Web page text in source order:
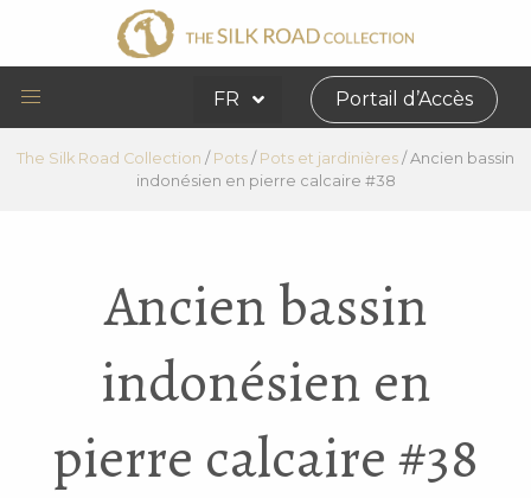
FR Portail d’Accès
The Silk Road Collection / Pots / Pots et jardinières / Ancien bassin
indonésien en pierre calcaire #38
Ancien bassin
indonésien en
pierre calcaire #38